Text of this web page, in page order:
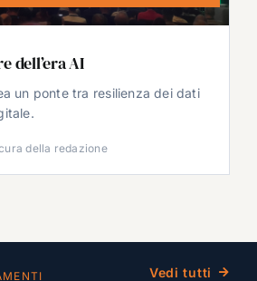
dell’era AI
un ponte tra resilienza dei dati
della redazione
Vedi tutti